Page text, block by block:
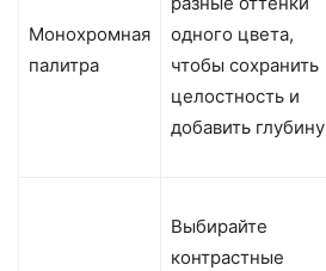
Монохромная
палитра
одного цвета,
чтобы сохранить
целостность и
добавить глубину
Выбирайте
контрастные